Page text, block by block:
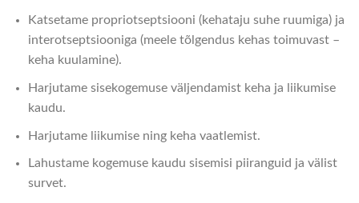
Katsetame propriotseptsiooni (kehataju suhe ruumiga) ja
interotseptsiooniga (meele tõlgendus kehas toimuvast –
keha kuulamine).
Harjutame sisekogemuse väljendamist keha ja liikumise
kaudu.
Harjutame liikumise ning keha vaatlemist.
Lahustame kogemuse kaudu sisemisi piiranguid ja välist
survet.